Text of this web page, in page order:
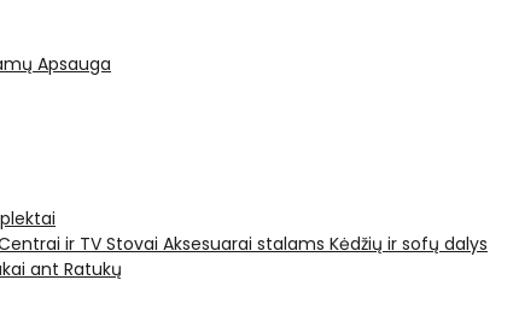
Apsauga
ir TV Stovai Aksesuarai stalams Kėdžių ir sofų dalys
ant Ratukų